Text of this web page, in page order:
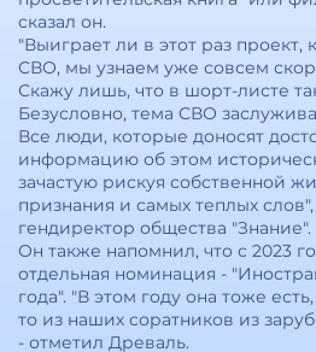
сказал он.
"Выиграет ли в этот раз
СВО, мы узнаем уже совсем
Скажу лишь, что в шорт-листе
Безусловно, тема СВО
Все люди, которые доносят
информацию об этом
зачастую рискуя собственной
признания и самых теплых
гендиректор общества "Знание".
Он также напомнил, что с 2023
отдельная номинация -
года". "В этом году она тоже
то из наших соратников из
- отметил Древаль.